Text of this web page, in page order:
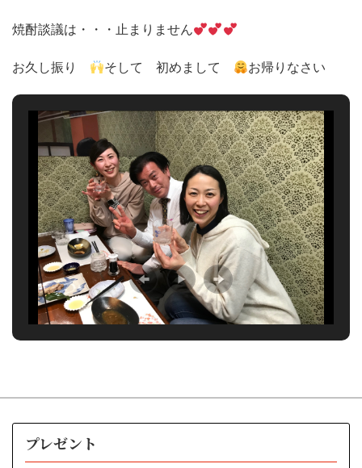
焼酎談議は・・・止まりません
お久し振り そして 初めまして お帰りなさい
プレゼント